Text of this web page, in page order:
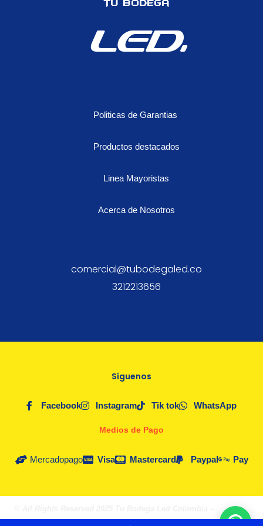
Tu Bodega
LED.
Politicas de Garantias
Productos destacados
Linea Mayoristas
Acerca de Nosotros
comercial@tubodegaled.co
3212213656
Síguenos
Facebook Instagram Tik tok WhatsApp
Medios de Pago
Mercadopago Visa Mastercard Paypal Pay
Fórmula